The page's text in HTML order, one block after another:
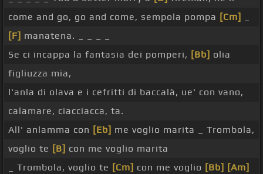
come and go, go and come, sempola pompa [Cm]
[F] manatena. _ _ _ _
Se ci incappa la fantasia dei pomperi, [Bb] olia
figliuzza mia,
l'anla di olava e i cefritti di baccalà, ue' con vano,
calamare, ciacciacca, ta.
All' anlamma con [Eb] me voglio marita _ Trombola,
voglio te [B] con me voglio marita
_ Trombola, voglio te [Cm] con me voglio [Bb] [Am]